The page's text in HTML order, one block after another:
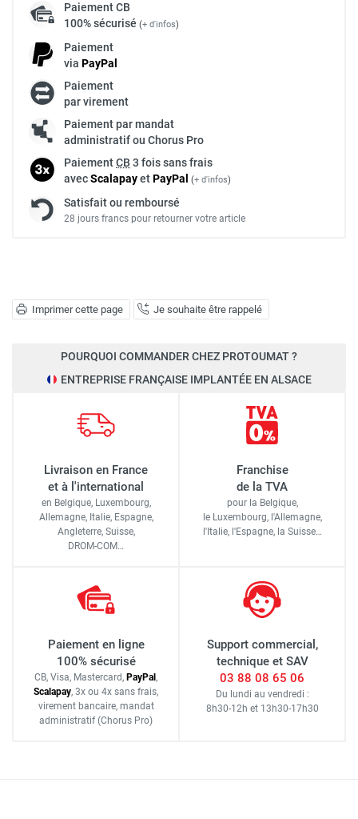
Imprimer cette page Je souhaite être rappelé
PaiementCB
100% sécurisé (+ d'infos)
Paiement
via PayPal
Paiement
par virement
Paiement par mandat
administratif ou Chorus Pro
PaiementCB 3 fois sans frais
avecScalapayetPayPal (+ d'infos)
Satisfait ou remboursé
28 jours francs pour retourner votre article
POURQUOI COMMANDER CHEZ PROTOUMAT ?
ENTREPRISE FRANÇAISE IMPLANTÉE EN ALSACE
Livraison en France
et à l'international
en Belgique, Luxembourg,
Allemagne, Italie, Espagne,
Angleterre, Suisse,
DROM-COM…
Franchise
de la TVA
pour la Belgique,
le Luxembourg, l'Allemagne,
l'Italie, l'Espagne, la Suisse…
Paiement en ligne
100% sécurisé
CB, Visa, Mastercard, PayPal,
Scalapay, 3x ou 4x sans frais,
virement bancaire, mandat
administratif (Chorus Pro)
Support commercial,
technique et SAV
03 88 08 65 06
Du lundi au vendredi :
8h30-12h et 13h30-17h30